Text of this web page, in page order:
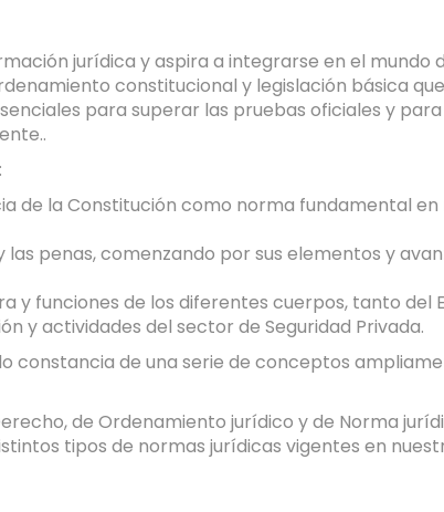
jurídica y aspira a integrarse en el mundo
constitucional y legislación básica
para superar las pruebas oficiales y
de la Constitución como norma fundamental en
penas, comenzando por sus elementos y
y funciones de los diferentes cuerpos, tanto del
y actividades del sector de Seguridad Privada.
constancia de una serie de conceptos
de Ordenamiento jurídico y de Norma
tipos de normas jurídicas vigentes en